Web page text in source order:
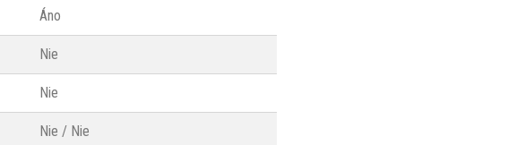
Áno
Nie
Nie
Nie / Nie